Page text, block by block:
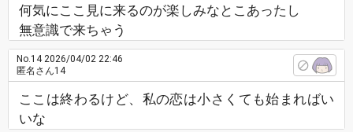
何気にここ見に来るのが楽しみなとこあったし
無意識で来ちゃう
No.142026/04/02 22:46
匿名さん14
ここは終わるけど、私の恋は小さくても始まればい
いな